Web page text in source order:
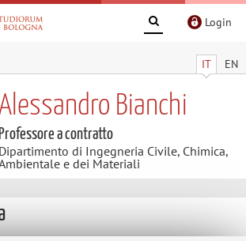
Login
IT EN
Bianchi
Professore a contratto
Dipartimento di Ingegneria Civile, Chimica,
e dei Materiali